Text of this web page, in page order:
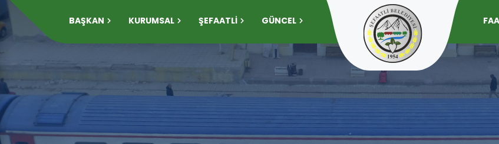
BAŞKAN KURUMSAL ŞEFAATLİ GÜNCEL